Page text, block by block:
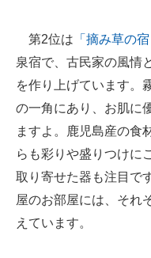
第2位は 「摘み草の
泉宿で、古民家の風情
を作り上げています。
の一角にあり、お肌に
ますよ。鹿児島産の食
らも彩りや盛りつけに
取り寄せた器も注目で
屋のお部屋には、それ
えています。